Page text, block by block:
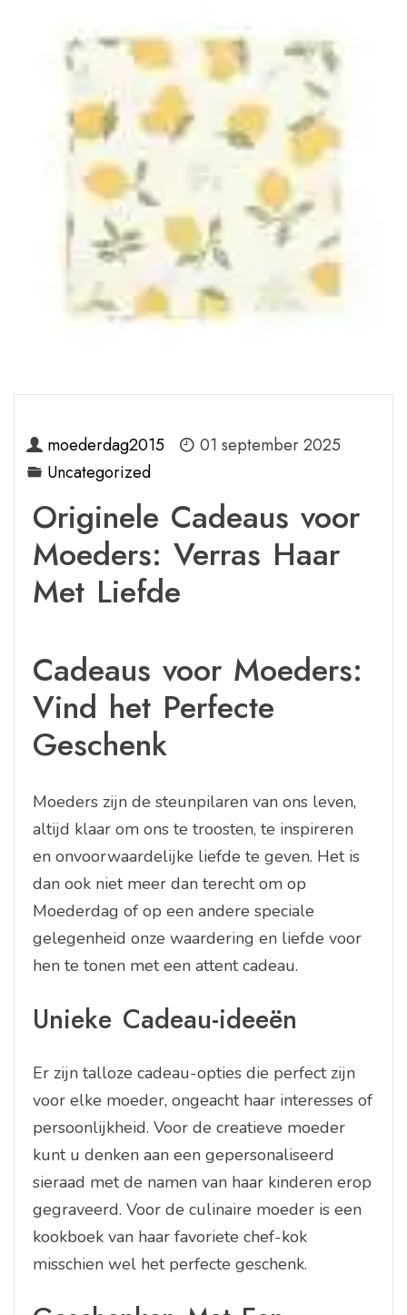
moederdag2015
01 september 2025
Uncategorized
Originele Cadeaus voor
Moeders: Verras Haar
Met Liefde
Cadeaus voor Moeders:
Vind het Perfecte
Geschenk
Moeders zijn de steunpilaren van ons leven,
altijd klaar om ons te troosten, te inspireren
en onvoorwaardelijke liefde te geven. Het is
dan ook niet meer dan terecht om op
Moederdag of op een andere speciale
gelegenheid onze waardering en liefde voor
hen te tonen met een attent cadeau.
Unieke Cadeau-ideeën
Er zijn talloze cadeau-opties die perfect zijn
voor elke moeder, ongeacht haar interesses of
persoonlijkheid. Voor de creatieve moeder
kunt u denken aan een gepersonaliseerd
sieraad met de namen van haar kinderen erop
gegraveerd. Voor de culinaire moeder is een
kookboek van haar favoriete chef-kok
misschien wel het perfecte geschenk.